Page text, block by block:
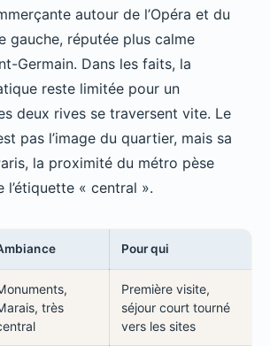
autour de l’Opéra et du
gauche, réputée plus calme
Germain. Dans les faits, la
reste limitée pour un
deux rives se traversent vite. Le
pas l’image du quartier, mais sa
la proximité du métro pèse
l’étiquette « central ».
Pour qui
très
Première visite,
séjour court tourné
vers les sites